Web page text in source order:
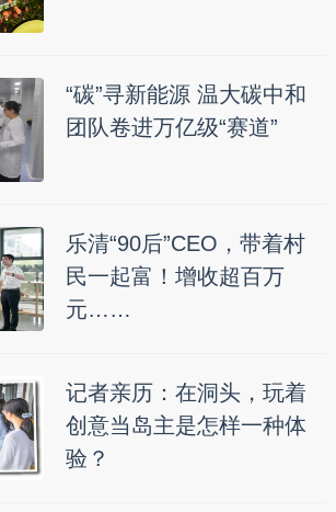
“碳”寻新能源 温大碳中和
团队卷进万亿级“赛道”
乐清“90后”CEO，带着村
民一起富！增收超百万
元……
记者亲历：在洞头，玩着
创意当岛主是怎样一种体
验？